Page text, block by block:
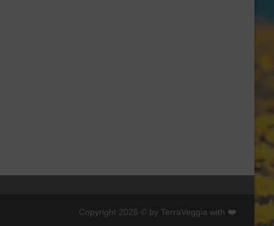
Copyright 2026 © by TerraVeggia with ❤️